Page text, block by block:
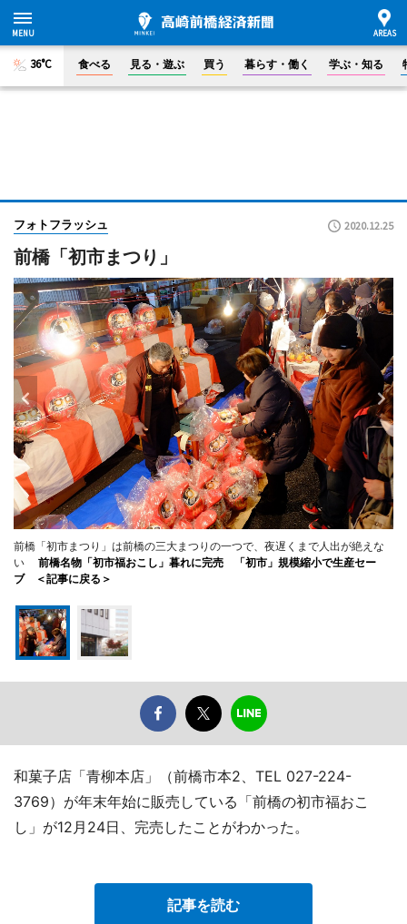
36°C 食べる 見る・遊ぶ 買う 暮らす・働く 学ぶ・知る
フォトフラッシュ 2020.12.25
前橋「初市まつり」
前橋「初市まつり」は前橋の三大まつりの一つで、夜遅くまで人出が絶えな
い
前橋名物「初市福おこし」暮れに完売 「初市」規模縮小で生産セー
ブ ＜記事に戻る＞
和菓子店「青柳本店」（前橋市本2、TEL 027-224-
3769）が年末年始に販売している「前橋の初市福おこ
し」が12月24日、完売したことがわかった。
記事を読む